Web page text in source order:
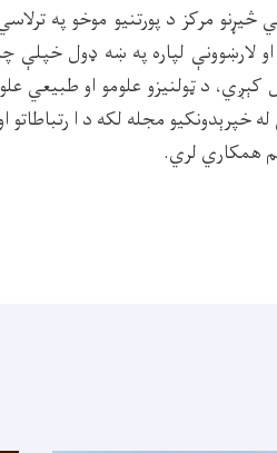
مرکز د پورتنیو موخو په
او لارښوونې لپاره په ښه ډول
کېږي، د ټولنیزو علومو او طبیعي
خپرېدونکیو مجله لکه د ا رتباطاتو
همکاري لري.